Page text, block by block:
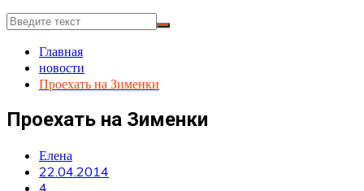
Главная
новости
Проехать на Зименки
Проехать на Зименки
Елена
22.04.2014
4